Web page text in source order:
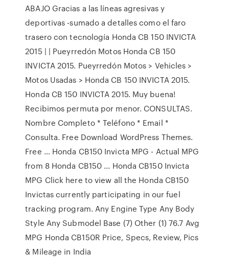
ABAJO Gracias a las líneas agresivas y
deportivas -sumado a detalles como el faro
trasero con tecnología Honda CB 150 INVICTA
2015 | | Pueyrredón Motos Honda CB 150
INVICTA 2015. Pueyrredón Motos > Vehicles >
Motos Usadas > Honda CB 150 INVICTA 2015.
Honda CB 150 INVICTA 2015. Muy buena!
Recibimos permuta por menor. CONSULTAS.
Nombre Completo * Teléfono * Email *
Consulta. Free Download WordPress Themes.
Free … Honda CB150 Invicta MPG - Actual MPG
from 8 Honda CB150 ... Honda CB150 Invicta
MPG Click here to view all the Honda CB150
Invictas currently participating in our fuel
tracking program. Any Engine Type Any Body
Style Any Submodel Base (7) Other (1) 76.7 Avg
MPG Honda CB150R Price, Specs, Review, Pics
& Mileage in India